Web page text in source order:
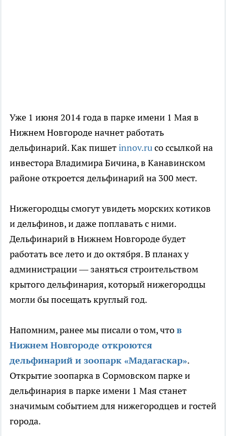
Уже 1 июня 2014 года в парке имени 1 Мая в
Нижнем Новгороде начнет работать
дельфинарий. Как пишетinnov.ruсо ссылкой на
инвестора Владимира Бичина, в Канавинском
районе откроется дельфинарий на 300 мест.
Нижегородцы смогут увидеть морских котиков
и дельфинов, и даже поплавать с ними.
Дельфинарий в Нижнем Новгороде будет
работать все лето и до октября. В планах у
администрации — заняться строительством
крытого дельфинария, который нижегородцы
могли бы посещать круглый год.
Напомним, ранее мы писали о том, чтов
Нижнем Новгороде откроются
дельфинарий и зоопарк «Мадагаскар».
Открытие зоопарка в Сормовском парке и
дельфинария в парке имени 1 Мая станет
значимым событием для нижегородцев и гостей
города.